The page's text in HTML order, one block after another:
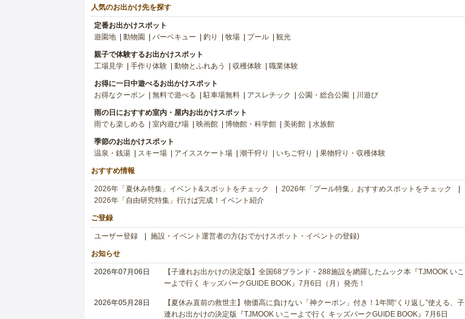
人気のお出かけ先を探す
定番お出かけスポット
遊園地
動物園 バーベキュー 釣り 牧場 プール 観光
親子で体験するお出かけスポット
工場見学
手作り体験 動物とふれあう 収穫体験 職業体験
お得に一日中遊べるお出かけスポット
お得なクーポン
無料で遊べる 駐車場無料 アスレチック 公園・総合公園 川遊び
雨の日におすすめ室内・屋内お出かけスポット
雨でも楽しめる
室内遊び場 映画館 博物館・科学館 美術館 水族館
季節のお出かけスポット
温泉・銭湯
スキー場 アイススケート場 潮干狩り いちご狩り 果物狩り・収穫体験
おすすめ情報
2026年「夏休み特集」イベント&スポットをチェック
2026年「プール特集」おすすめスポットをチェック
2026年「自由研究特集」行けば完成！イベント紹介
ご登録
ユーザー登録 施設・イベント運営者の方(おでかけスポット・イベントの登録)
お知らせ
2026年07月06日
【子連れお出かけの決定版】全国68ブランド・288施設を網羅したムック本『TJMOOK いこ
ーよで行く キッズパークGUIDE BOOK』7月6日（月）発売！
2026年05月28日
【夏休み直前の救世主】物価高に負けない「神クーポン」付き！1年間“くり返し”使える、子
連れお出かけの決定版『TJMOOK いこーよで行く キッズパークGUIDE BOOK』7月6日